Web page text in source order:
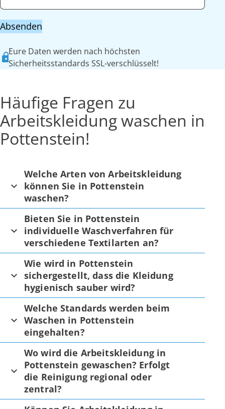
Absenden
Eure Daten werden nach höchsten
Sicherheitsstandards SSL-verschlüsselt!
Häufige Fragen zu
Arbeitskleidung waschen in
Pottenstein!
Welche Arten von Arbeitskleidung
können Sie in Pottenstein
waschen?
Bieten Sie in Pottenstein
individuelle Waschverfahren für
verschiedene Textilarten an?
Wie wird in Pottenstein
sichergestellt, dass die Kleidung
hygienisch sauber wird?
Welche Standards werden beim
Waschen in Pottenstein
eingehalten?
Wo wird die Arbeitskleidung in
Pottenstein gewaschen? Erfolgt
die Reinigung regional oder
zentral?